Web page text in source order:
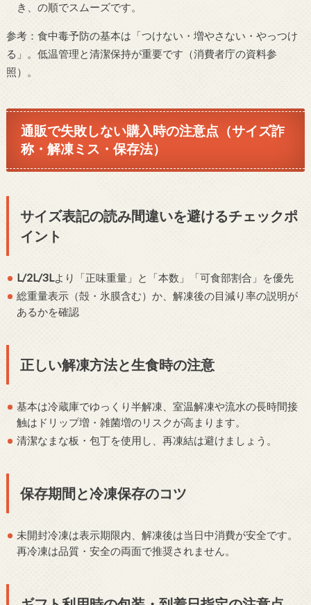
き、の順でスムーズです。
参考：食中毒予防の基本は「つけない・増やさない・やっつけ
る」。低温管理と清潔保持が重要です（消費者庁の資料参
照）。
通販で失敗しない購入時の注意点（サイズ詐
称・解凍ミス・保存法）
サイズ表記の読み間違いを避けるチェックポ
イント
L/2L/3Lより「正味重量」と「本数」「可食部割合」を優先
総重量表示（殻・氷膜含む）か、解凍後の目減り率の説明が
あるかを確認
正しい解凍方法と生食時の注意
基本は冷蔵庫でゆっくり半解凍、室温解凍や流水の長時間接
触はドリップ増・雑菌増のリスクが高まります。
清潔なまな板・包丁を使用し、再凍結は避けましょう。
保存期間と冷凍保存のコツ
未開封冷凍は表示期限内、解凍後は当日中消費が安全です。
再冷凍は品質・安全の両面で推奨されません。